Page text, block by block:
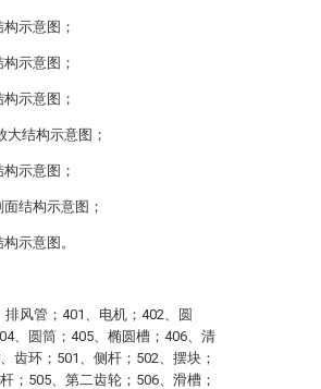
示意图；
示意图；
示意图；
大结构示意图；
示意图；
结构示意图；
示意图。
风管；401、电机；402、圆
、圆筒；405、椭圆槽；406、清
齿环；501、侧杆；502、摆块；
；505、第二齿轮；506、滑槽；